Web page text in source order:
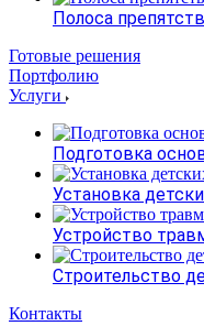
Полоса
Готовые решения
Портфолию
Услуги
Подготовка
Установка
Устройство
Строительство
Контакты